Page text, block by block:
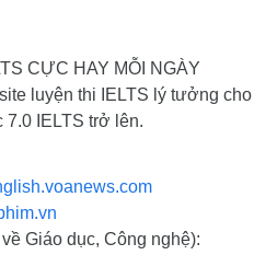
CỰC HAY MỖI NGÀY
luyện thi IELTS lý tưởng cho
7.0 IELTS trở lên.
Giáo dục, Công nghệ):